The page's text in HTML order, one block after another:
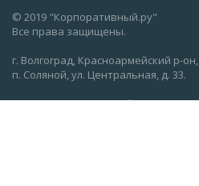
© 2019 "Корпоративный.ру"
Все права защищены.
г. Волгоград, Красноармейский р-он,
п. Соляной, ул. Центральная, д. 33.
г. Волгоград, Кировский р-он,